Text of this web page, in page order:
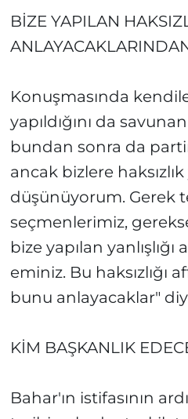
BİZE YAPILAN
Konuşmasında
yapıldığını da
bundan sonra da
ancak bizlere haksızlık
düşünüyorum. Gerek
seçmenlerimiz,
bize yapılan
eminiz. Bu haksızlığı
bunu anlayacaklar"
KİM BAŞKANLIK
Bahar'ın istifasının